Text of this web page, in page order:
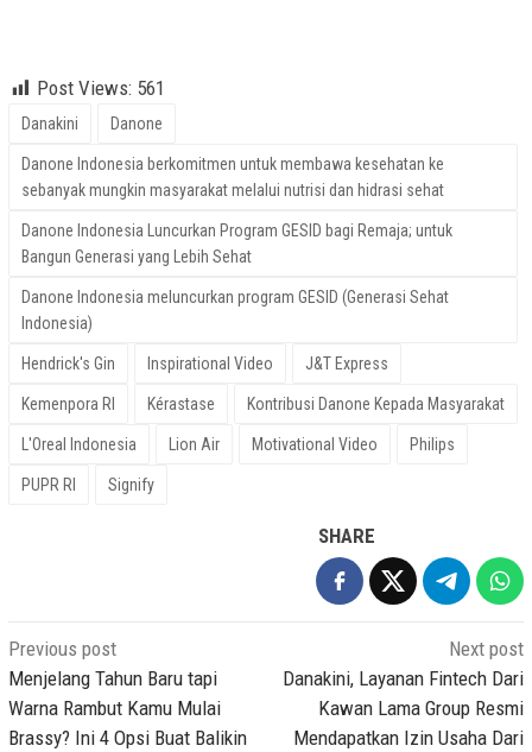
Post Views: 561
Danakini Danone
Danone Indonesia berkomitmen untuk membawa kesehatan ke
sebanyak mungkin masyarakat melalui nutrisi dan hidrasi sehat
Danone Indonesia Luncurkan Program GESID bagi Remaja; untuk
Bangun Generasi yang Lebih Sehat
Danone Indonesia meluncurkan program GESID (Generasi Sehat
Indonesia)
Hendrick's Gin Inspirational Video J&T Express
Kemenpora RI Kérastase Kontribusi Danone Kepada Masyarakat
L'Oreal Indonesia Lion Air Motivational Video Philips
PUPR RI Signify
SHARE
Post
navigation
Previous post
Menjelang Tahun Baru tapi
Warna Rambut Kamu Mulai
Brassy? Ini 4 Opsi Buat Balikin
Next post
Danakini, Layanan Fintech Dari
Kawan Lama Group Resmi
Mendapatkan Izin Usaha Dari